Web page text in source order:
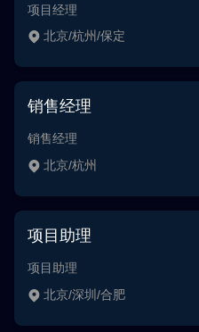
项目经理
北京/杭州/保定
销售经理
销售经理
北京/杭州
项目助理
项目助理
北京/深圳/合肥